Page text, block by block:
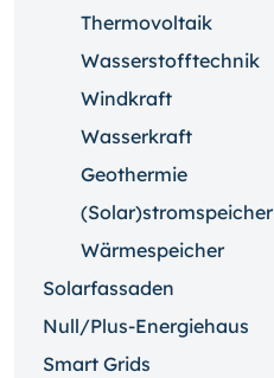
Thermovoltaik
Wasserstofftechnik
Windkraft
Wasserkraft
Geothermie
(Solar)stromspeicher
Wärmespeicher
Solarfassaden
Null/Plus-Energiehaus
Smart Grids